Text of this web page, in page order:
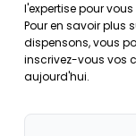
l'expertise pour
Pour en savoir plus
dispensons, vous
inscrivez-vous vos
aujourd'hui.